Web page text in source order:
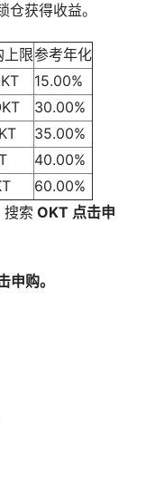
获得收益。
上限参考年化
15.00%
30.00%
35.00%
40.00%
60.00%
搜索 OKT 点击申
申购。